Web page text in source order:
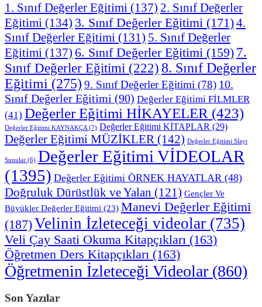
1. Sınıf Değerler Eğitimi (137) 2. Sınıf Değerler
Eğitimi (134) 3. Sınıf Değerler Eğitimi (171)4.
Sınıf Değerler Eğitimi (131) 5. Sınıf Değerler
Eğitimi (137) 6. Sınıf Değerler Eğitimi (159) 7.
Sınıf Değerler Eğitimi (222) 8. Sınıf Değerler
Eğitimi (275) 9. Sınıf Değerler Eğitimi (78) 10.
Sınıf Değerler Eğitimi (90) Değerler Eğitimi FİLMLER
(41) Değerler Eğitimi HİKAYELER (423)
Değerler Eğitimi KAYNAKÇA (7) Değerler Eğitimi KİTAPLAR (29)
Değerler Eğitimi MÜZİKLER (142) Değerler Eğitimi Slayt
Sunular (6) Değerler Eğitimi VİDEOLAR
(1395) Değerler Eğitimi ÖRNEK HAYATLAR (48)
Doğruluk Dürüstlük ve Yalan (121) Gençler Ve
Büyükler Değerler Eğitimi (23) Manevi Değerler Eğitimi
(187)Velinin İzleteceği videolar (735)
Veli Çay Saati Okuma Kitapçıkları (163)
Öğretmen Ders Kitapçıkları (163)
Öğretmenin İzleteceği Videolar (860)
Son Yazılar